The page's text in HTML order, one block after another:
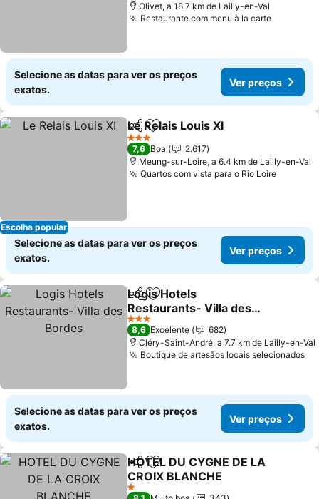
Olivet, a 18.7 km de Lailly-en-Val
Restaurante com menu à la carte
Selecione as datas para ver os preços
exatos.
Ver preços
Escolha popular
PartilharAdicionar aos favoritos
Le Relais Louis XI
3 Estrelas
7,6 Boa
2.617
Meung-sur-Loire, a 6.4 km de Lailly-en-Val
Quartos com vista para o Rio Loire
Selecione as datas para ver os preços
exatos.
Ver preços
PartilharAdicionar aos favoritos
Logis Hotels
Restaurants- Villa des
Bordes
3 Estrelas
8,6 Excelente
682
Cléry-Saint-André, a 7.7 km de Lailly-en-Val
Boutique de artesãos locais selecionados
Selecione as datas para ver os preços
exatos.
Ver preços
PartilharAdicionar aos favoritos
HOTEL DU CYGNE DE LA
CROIX BLANCHE
1 Estrelas